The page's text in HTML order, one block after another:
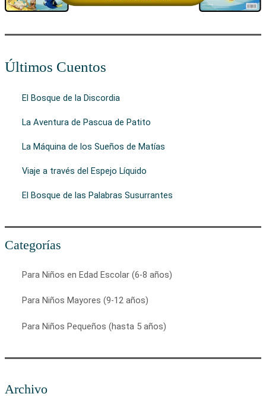
Últimos Cuentos
El Bosque de la Discordia
La Aventura de Pascua de Patito
La Máquina de los Sueños de Matías
Viaje a través del Espejo Líquido
El Bosque de las Palabras Susurrantes
Categorías
Para Niños en Edad Escolar (6-8 años)
Para Niños Mayores (9-12 años)
Para Niños Pequeños (hasta 5 años)
Archivo